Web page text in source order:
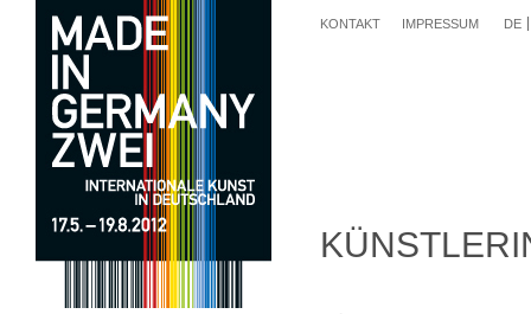
KONTAKT IMPRESSUM DE